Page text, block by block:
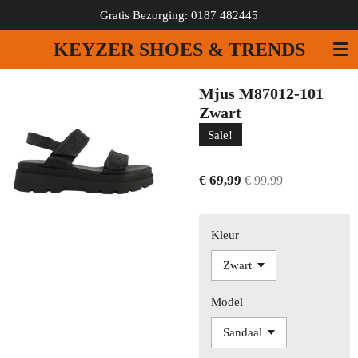
direct
de
KEYZER SHOES & TRENDS
Gratis Bezorging: 0187 482445
Mjus M87012-101
Zwart
Sale!
€ 69,99 € 99,99
Kleur
Model